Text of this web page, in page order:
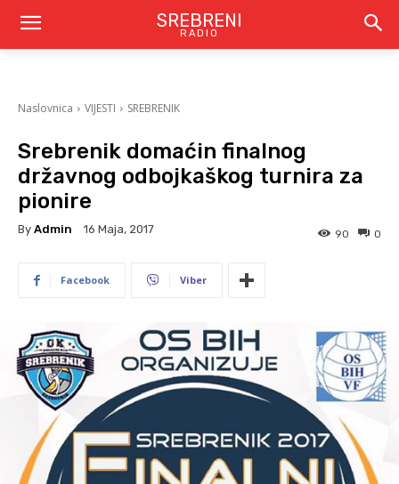
SREBRENI
RADIO
Naslovnica VIJESTI SREBRENIK
Srebrenik domaćin finalnog
državnog odbojkaškog turnira za
pionire
By Admin 16 Maja, 2017 0
90
Facebook Viber